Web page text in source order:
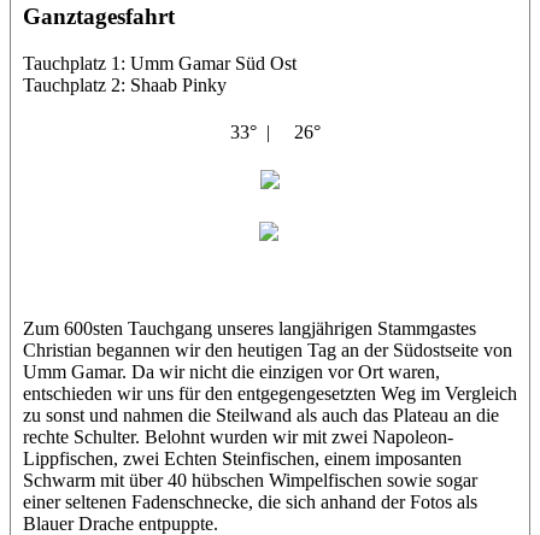
Ganztagesfahrt
Tauchplatz 1: Umm Gamar Süd Ost
Tauchplatz 2: Shaab Pinky
33° | 26°
Zum 600sten Tauchgang unseres langjährigen Stammgastes
Christian begannen wir den heutigen Tag an der Südostseite von
Umm Gamar. Da wir nicht die einzigen vor Ort waren,
entschieden wir uns für den entgegengesetzten Weg im Vergleich
zu sonst und nahmen die Steilwand als auch das Plateau an die
rechte Schulter. Belohnt wurden wir mit zwei Napoleon-
Lippfischen, zwei Echten Steinfischen, einem imposanten
Schwarm mit über 40 hübschen Wimpelfischen sowie sogar
einer seltenen Fadenschnecke, die sich anhand der Fotos als
Blauer Drache entpuppte.